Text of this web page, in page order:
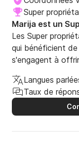
Si vous avez
pas à me
À bientôt!
Super
Marija est un
Les Super
qui bénéficient
s'engagent à
Langues
Taux de